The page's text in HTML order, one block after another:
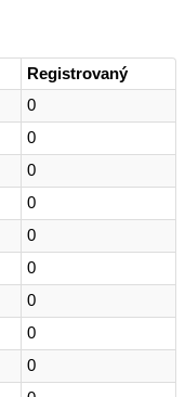
Registrovaný
0
0
0
0
0
0
0
0
0